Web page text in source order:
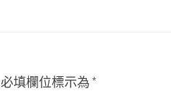
必填欄位標示為 *